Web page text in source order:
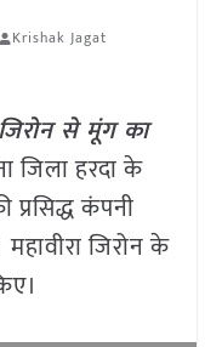
Krishak Jagat
जिरोन से मूंग का
जिला हरदा के
प्रसिद्ध कंपनी
जिरोन के